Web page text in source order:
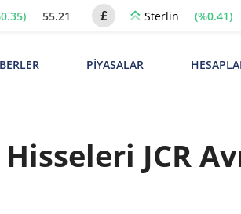
55.21 Sterlin (%0.41)
PİYASALAR
JCR